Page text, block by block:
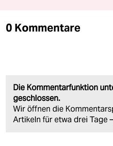
0 Kommentare
Die Kommentarfunktion
geschlossen.
Wir öffnen die
Artikeln für etwa drei Tage –